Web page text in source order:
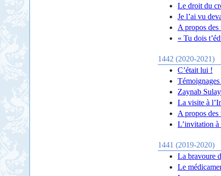
Le droit du
Je l’ai vu
A propos
« Tu dois
1442 (2020-2021)
C’était lui !
Zaynab
La visite à
A propos des
L’invitation à
1441 (2019-2020)
La bravoure
Le